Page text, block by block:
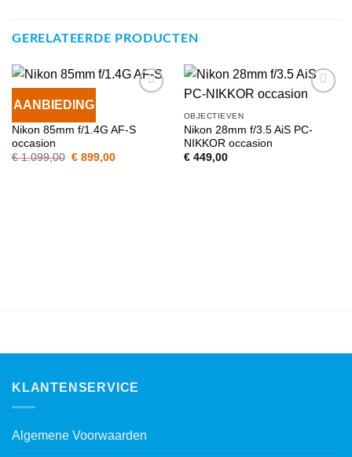
GERELATEERDE PRODUCTEN
AANBIEDINGVOEG TOE
WENSENLIJST
Nikon 85mm f/1.4G AF-S
occasion
€1.099,00 Oorspronkelijke
€899,00Huidige
WENSENLIJST
OBJECTIEVEN
Nikon 28mm f/3.5 AiS PC-
NIKKOR occasion
€449,00
KLANTENSERVICE
Algemene Voorwaarden